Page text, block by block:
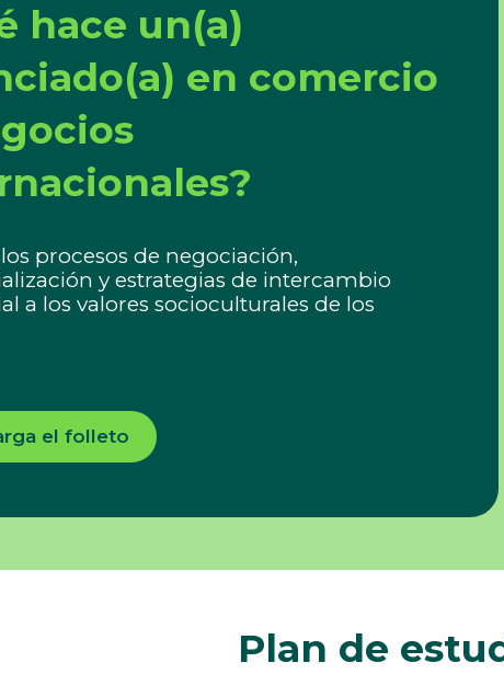
hace un(a)
en comercio
procesos de negociación,
y estrategias de intercambio
a los valores socioculturales de los
el folleto
Plan de